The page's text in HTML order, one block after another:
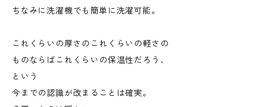
ちなみに洗濯機でも簡単に洗濯可能。
これくらいの厚さのこれくらいの軽さの
ものならばこれくらいの保温性だろう、
という
今までの認識が改まることは確実。